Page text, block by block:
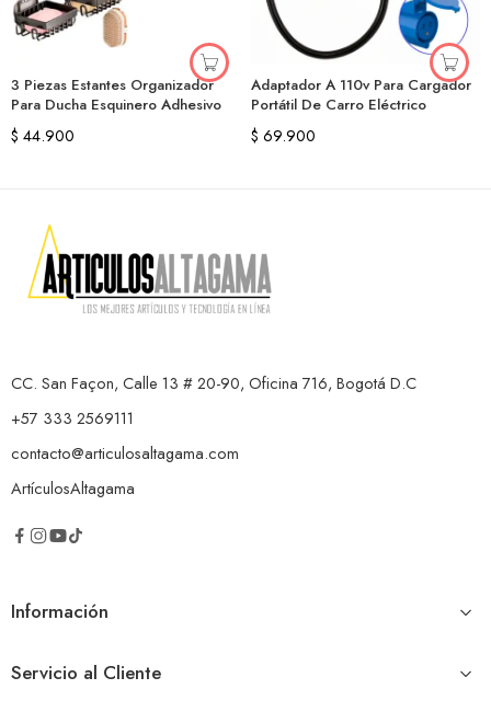
3 Piezas Estantes Organizador
Para Ducha Esquinero Adhesivo
$ 44.900
Adaptador A 110v Para Cargador
Portátil De Carro Eléctrico
$ 69.900
CC. San Façon, Calle 13 # 20-90, Oficina 716, Bogotá D.C
+57 333 2569111
contacto@articulosaltagama.com
ArtículosAltagama
Información
Servicio al Cliente